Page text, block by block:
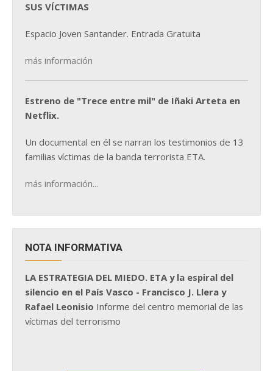
SUS VÍCTIMAS
Espacio Joven Santander. Entrada Gratuita
más información
Estreno de "Trece entre mil" de Iñaki Arteta en
Netflix.
Un documental en él se narran los testimonios de 13
familias víctimas de la banda terrorista ETA.
más información...
NOTA INFORMATIVA
LA ESTRATEGIA DEL MIEDO. ETA y la espiral del
silencio en el País Vasco - Francisco J. Llera y
Rafael Leonisio Informe del centro memorial de las
víctimas del terrorismo